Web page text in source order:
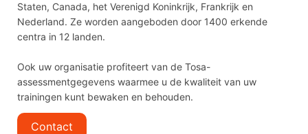
Staten, Canada, het Verenigd Koninkrijk, Frankrijk en
Nederland. Ze worden aangeboden door 1400 erkende
centra in 12 landen.
Ook uw organisatie profiteert van de Tosa-
assessmentgegevens waarmee u de kwaliteit van uw
trainingen kunt bewaken en behouden.
Contact